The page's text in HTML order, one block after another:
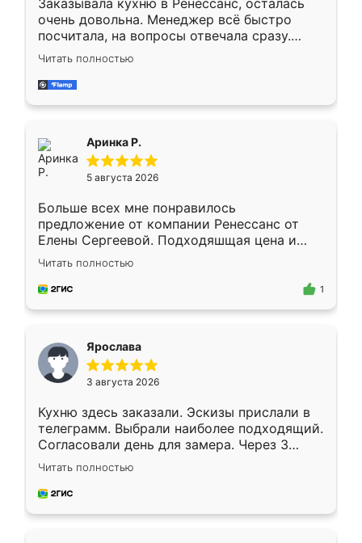
Заказывала кухню в Ренессанс, осталась
очень довольна. Менеджер всё быстро
посчитала, на вопросы отвечала сразу.
Замерщик приехал в субботу, подошёл к
делу со всей ответственностью. Собрали
за день, ребята работали аккуратно, даже
Читать полностью
Аринка Р.
5 августа 2026
Больше всех мне понравилось
предложение от компании Ренессанс от
Елены Сергеевой. Подходяшщая цена и
короткие сроки изготовления. Приехавший
для замера сотрудник Владислав
предложил по моему эскизу самый
Читать полностью
1
Ярослава
3 августа 2026
Кухню здесь заказали. Эскизы прислали в
телеграмм. Выбрали наиболее подходящий.
Согласовали день для замера. Через 3
недели кухня была уже готова. Остались
довольны работой. Спасибо Ренессанс
мебель за качественную работу!
Читать полностью